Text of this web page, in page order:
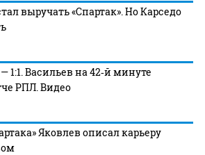
выручать «Спартак». Но Карседо
1:1. Васильев на 42‑й минуте
РПЛ. Видео
Яковлев описал карьеру